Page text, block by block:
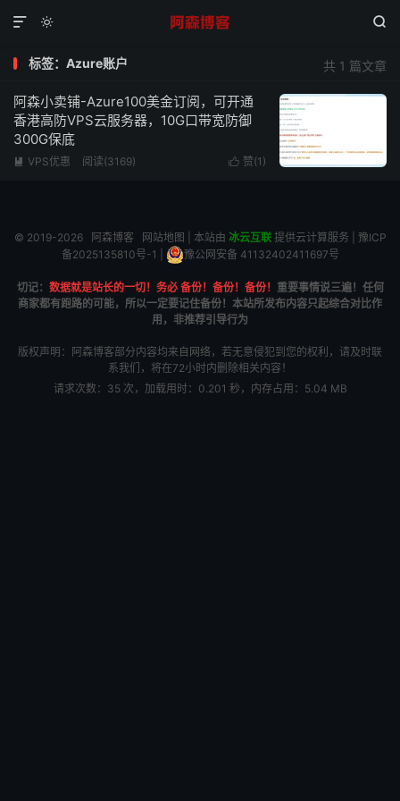
 

共 1 篇文章
标签：Azure账户
阿森小卖铺-Azure100美金订阅，可开通
香港高防VPS云服务器，10G口带宽防御
300G保底
 赞(1 )
 VPS优惠 阅读(3169)
© 2019-2026 阿森博客 网站地图 | 本站由 冰云互联提供云计算服务 | 豫ICP
备2025135810号-1
豫公网安备 41132402411697号
切记： 数据就是站长的一切！务必 备份！备份！备份！ 重要事情说三遍！任何
商家都有跑路的可能，所以一定要记住备份！本站所发布内容只起综合对比作
用，非推荐引导行为
版权声明：阿森博客部分内容均来自网络，若无意侵犯到您的权利，请及时联
系我们，将在72小时内删除相关内容！
请求次数：35 次，加载用时：0.201 秒，内存占用：5.04 MB